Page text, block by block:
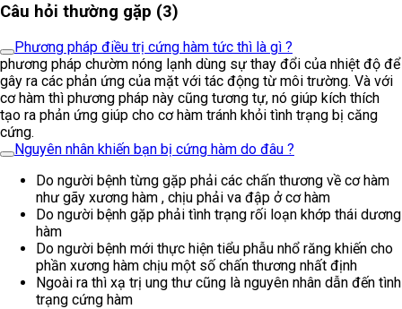
Câu hỏi thường gặp (3)
Phương pháp điều trị cứng hàm tức thì là gì ?
phương pháp chườm nóng lạnh dùng sự thay đổi của nhiệt độ để
gây ra các phản ứng của mặt với tác động từ môi trường. Và với
cơ hàm thì phương pháp này cũng tương tự, nó giúp kích thích
tạo ra phản ứng giúp cho cơ hàm tránh khỏi tình trạng bị căng
cứng.
Nguyên nhân khiến bạn bị cứng hàm do đâu ?
Do người bệnh từng gặp phải các chấn thương về cơ hàm
như gãy xương hàm , chịu phải va đập ở cơ hàm
Do người bệnh gặp phải tình trạng rối loạn khớp thái dương
hàm
Do người bệnh mới thực hiện tiểu phẫu nhổ răng khiến cho
phần xương hàm chịu một số chấn thương nhất định
Ngoài ra thì xạ trị ung thư cũng là nguyên nhân dẫn đến tình
trạng cứng hàm